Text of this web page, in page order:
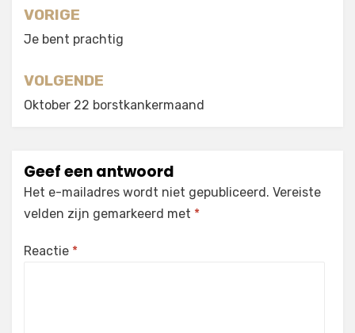
Berichtnavigatie
VORIGE
Je bent prachtig
VOLGENDE
Oktober 22 borstkankermaand
Geef een antwoord
Het e-mailadres wordt niet gepubliceerd. Vereiste
velden zijn gemarkeerd met *
Reactie *